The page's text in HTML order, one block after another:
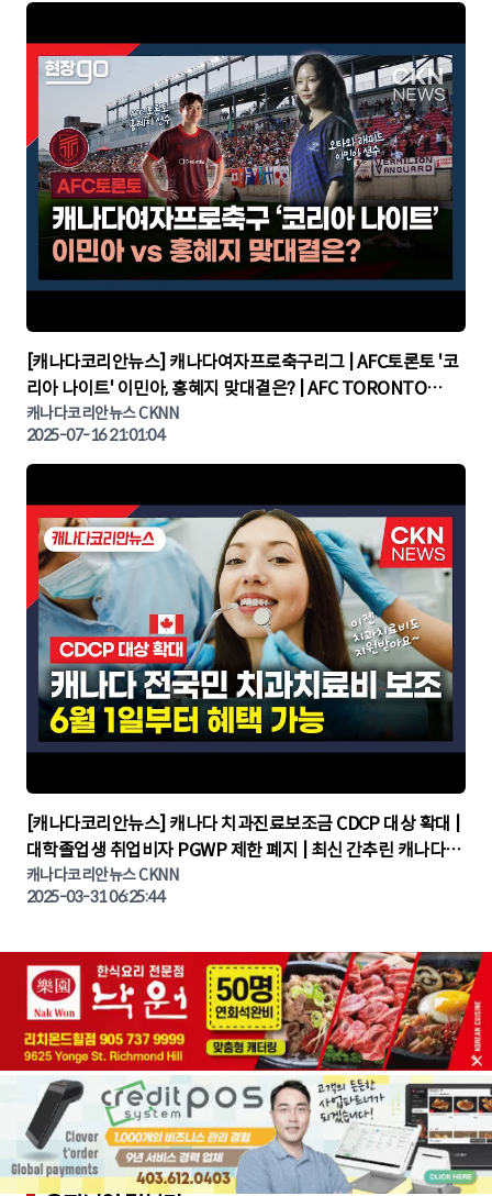
▶
[캐나다코리안뉴스] 캐나다여자프로축구리그 | AFC토론토 '코
리아 나이트' 이민아, 홍혜지 맞대결은? | AFC TORONTO
KOREA NIGHT | 캐나다뉴스 | 토론토뉴스
캐나다코리안뉴스 CKNN
2025-07-16 21:01:04
▶
[캐나다코리안뉴스] 캐나다 치과진료보조금 CDCP 대상 확대 |
대학졸업생 취업비자 PGWP 제한 폐지 | 최신 간추린 캐나다뉴
스 | CKNNEWS | 캐나다뉴스 | 토론토뉴스
캐나다코리안뉴스 CKNN
2025-03-31 06:25:44